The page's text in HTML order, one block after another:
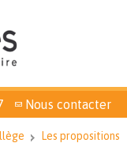
Nous contacter
Les propositions